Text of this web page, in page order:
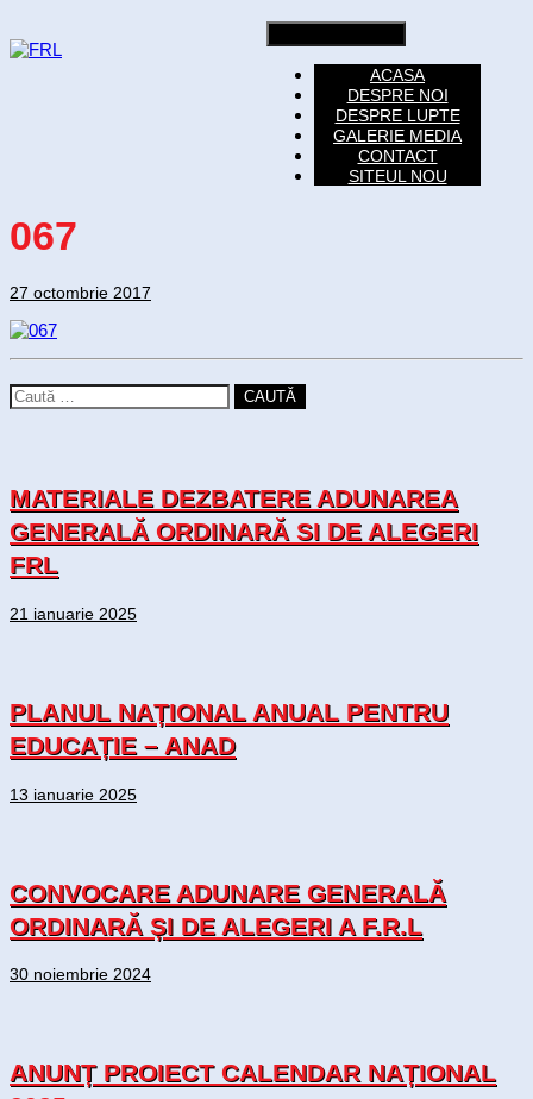
ACASA
DESPRE NOI
DESPRE LUPTE
GALERIE MEDIA
CONTACT
SITEUL NOU
067
27 octombrie 2017
CAUTĂ
MATERIALE DEZBATERE ADUNAREA
GENERALĂ ORDINARĂ SI DE ALEGERI
FRL
21 ianuarie 2025
PLANUL NAȚIONAL ANUAL PENTRU
EDUCAȚIE – ANAD
13 ianuarie 2025
CONVOCARE ADUNARE GENERALĂ
ORDINARĂ ȘI DE ALEGERI A F.R.L
30 noiembrie 2024
ANUNȚ PROIECT CALENDAR NAȚIONAL